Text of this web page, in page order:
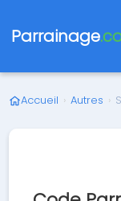
Parrainage
Accueil › Autres ›